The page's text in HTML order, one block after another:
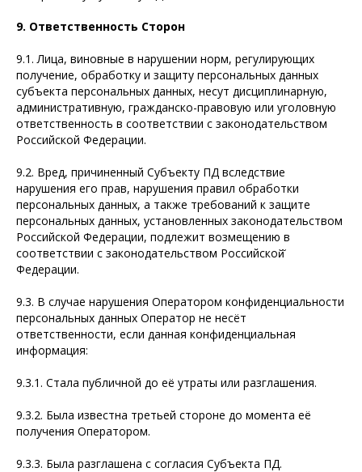
9. Ответственность Сторон
9.1. Лица, виновные в нарушении норм, регулирующих
получение, обработку и защиту персональных данных
субъекта персональных данных, несут дисциплинарную,
административную, гражданско-правовую или уголовную
ответственность в соответствии с законодательством
Российской Федерации.
9.2. Вред, причиненный Субъекту ПД вследствие
нарушения его прав, нарушения правил обработки
персональных данных, а также требований к защите
персональных данных, установленных законодательством
Российской Федерации, подлежит возмещению в
соответствии с законодательством Российской̆
Федерации.
9.3. В случае нарушения Оператором конфиденциальности
персональных данных Оператор не несёт
ответственности, если данная конфиденциальная
информация:
9.3.1. Стала публичной до её утраты или разглашения.
9.3.2. Была известна третьей стороне до момента её
получения Оператором.
9.3.3. Была разглашена с согласия Субъекта ПД.